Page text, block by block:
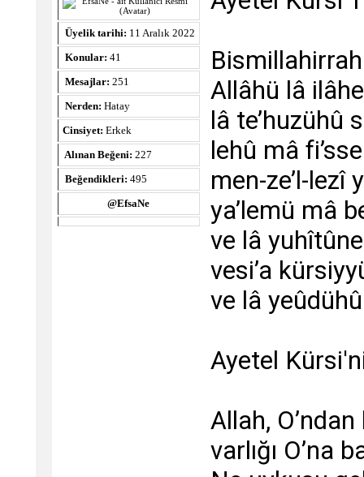
Üyelik tarihi: 11 Aralık 2022
Konular: 41
Mesajlar: 251
Nerden: Hatay
Cinsiyet: Erkek
Alınan Beğeni: 227
Beğendikleri: 495
@EfsaNe
Allâhü lâ
lâ te’huzühû
lehû mâ
men-ze’l-lezî
ya’lemü mâ
ve lâ
vesi’a
ve lâ
Ayetel
Allah,
varlığı O’na